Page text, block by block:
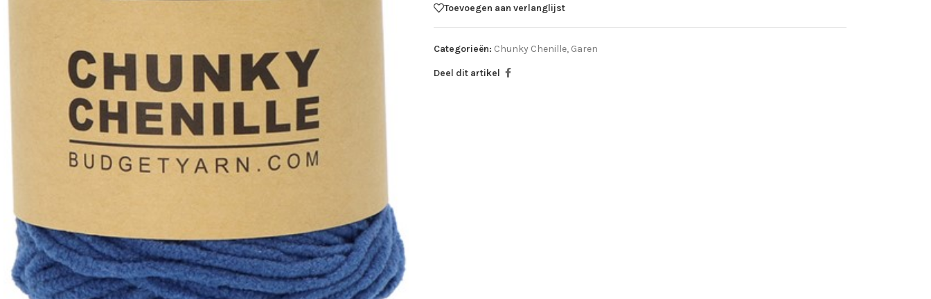
Toevoegen aan verlanglijst
Categorieën: Chunky Chenille, Garen
Deel dit artikel